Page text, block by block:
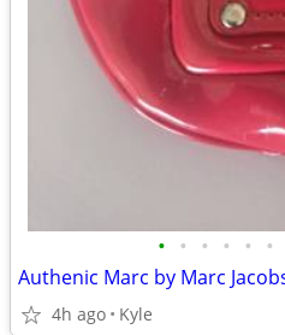
• • • • • •
4h ago Kyle